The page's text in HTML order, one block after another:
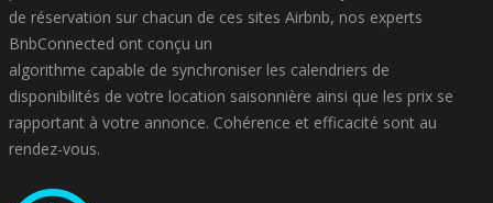
de réservation sur chacun de ces sites Airbnb, nos experts
BnbConnected ont conçu un
algorithme capable de synchroniser les calendriers de
disponibilités de votre location saisonnière ainsi que les prix se
rapportant à votre annonce. Cohérence et efficacité sont au
rendez-vous.